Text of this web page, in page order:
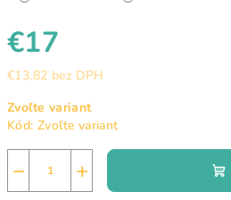
€17
€13,82 bez DPH
cena:
Zvoľte variant
Kód: Zvoľte variant
+
−